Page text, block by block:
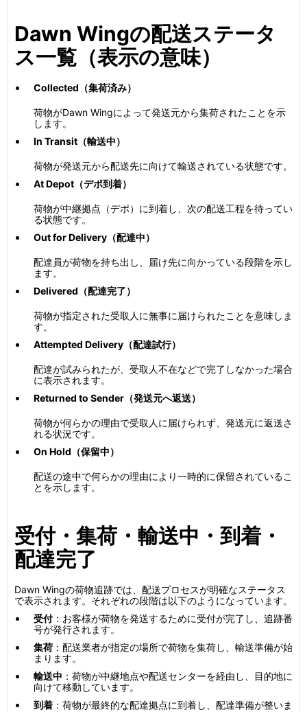
Dawn Wingの配送ステータ
ス一覧（表示の意味）
Collected（集荷済み）
荷物がDawn Wingによって発送元から集荷されたことを示
します。
In Transit（輸送中）
荷物が発送元から配送先に向けて輸送されている状態です。
At Depot（デポ到着）
荷物が中継拠点（デポ）に到着し、次の配送工程を待ってい
る状態です。
Out for Delivery（配達中）
配達員が荷物を持ち出し、届け先に向かっている段階を示し
ます。
Delivered（配達完了）
荷物が指定された受取人に無事に届けられたことを意味しま
す。
Attempted Delivery（配達試行）
配達が試みられたが、受取人不在などで完了しなかった場合
に表示されます。
Returned to Sender（発送元へ返送）
荷物が何らかの理由で受取人に届けられず、発送元に返送さ
れる状況です。
On Hold（保留中）
配送の途中で何らかの理由により一時的に保留されているこ
とを示します。
受付・集荷・輸送中・到着・
配達完了
Dawn Wingの荷物追跡では、配送プロセスが明確なステータス
で表示されます。それぞれの段階は以下のようになっています。
受付：お客様が荷物を発送するために受付が完了し、追跡番
号が発行されます。
集荷 ：配送業者が指定の場所で荷物を集荷し、輸送準備が始
まります。
輸送中 ：荷物が中継地点や配送センターを経由し、目的地に
向けて移動しています。
到着 ：荷物が最終的な配達拠点に到着し、配達準備が整いま